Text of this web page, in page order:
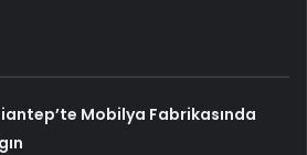
Mobilya Fabrikasında